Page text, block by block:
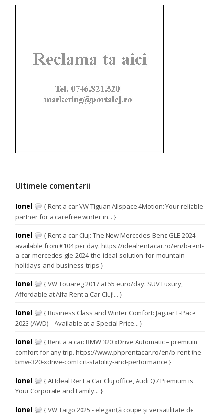
Ultimele comentarii
Ionel
{ Rent a car VW Tiguan Allspace 4Motion: Your reliable
partner for a carefree winter in... }
Ionel
{ Rent a car Cluj: The New Mercedes-Benz GLE 2024
available from €104 per day. https://idealrentacar.ro/en/b-rent-
a-car-mercedes-gle-2024-the-ideal-solution-for-mountain-
holidays-and-business-trips }
Ionel
{ VW Touareg 2017 at 55 euro/day: SUV Luxury,
Affordable at Alfa Rent a Car Cluj!... }
Ionel
{ Business Class and Winter Comfort: Jaguar F-Pace
2023 (AWD) – Available at a Special Price... }
Ionel
{ Rent a a car: BMW 320 xDrive Automatic – premium
comfort for any trip. https://www.phprentacar.ro/en/b-rent-the-
bmw-320-xdrive-comfort-stability-and-performance }
Ionel
{ At Ideal Rent a Car Cluj office, Audi Q7 Premium is
Your Corporate and Family... }
Ionel
{ VW Taigo 2025 - eleganță coupe și versatilitate de